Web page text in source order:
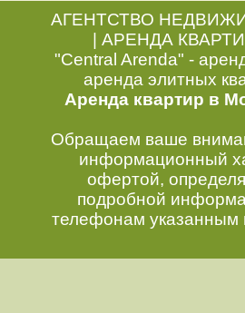
АГЕНТСТВО
|АРЕНДА
"Central Arenda" -
аренда элитных
Аренда квартир в
Обращаем ваше
информационный
офертой,
подробной
телефонам указанным